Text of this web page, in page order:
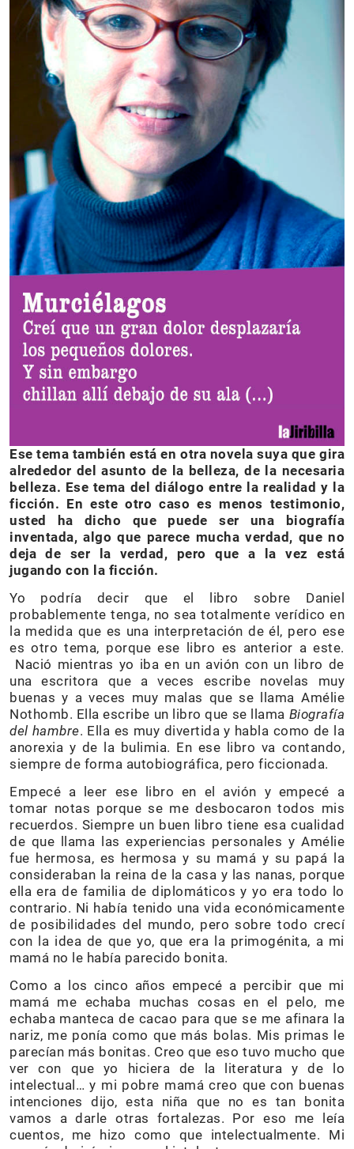
Ese tema también está en otra novela suya que gira
alrededor del asunto de la belleza, de la necesaria
belleza. Ese tema del diálogo entre la realidad y la
ficción. En este otro caso es menos testimonio,
usted ha dicho que puede ser una biografía
inventada, algo que parece mucha verdad, que no
deja de ser la verdad, pero que a la vez está
jugando con la ficción.
Yo podría decir que el libro sobre Daniel
probablemente tenga, no sea totalmente verídico en
la medida que es una interpretación de él, pero ese
es otro tema, porque ese libro es anterior a este.
Nació mientras yo iba en un avión con un libro de
una escritora que a veces escribe novelas muy
buenas y a veces muy malas que se llama Amélie
Nothomb. Ella escribe un libro que se llama Biografía
del hambre. Ella es muy divertida y habla como de la
anorexia y de la bulimia. En ese libro va contando,
siempre de forma autobiográfica, pero ficcionada.
Empecé a leer ese libro en el avión y empecé a
tomar notas porque se me desbocaron todos mis
recuerdos. Siempre un buen libro tiene esa cualidad
de que llama las experiencias personales y Amélie
fue hermosa, es hermosa y su mamá y su papá la
consideraban la reina de la casa y las nanas, porque
ella era de familia de diplomáticos y yo era todo lo
contrario. Ni había tenido una vida económicamente
de posibilidades del mundo, pero sobre todo crecí
con la idea de que yo, que era la primogénita, a mi
mamá no le había parecido bonita.
Como a los cinco años empecé a percibir que mi
mamá me echaba muchas cosas en el pelo, me
echaba manteca de cacao para que se me afinara la
nariz, me ponía como que más bolas. Mis primas le
parecían más bonitas. Creo que eso tuvo mucho que
ver con que yo hiciera de la literatura y de lo
intelectual… y mi pobre mamá creo que con buenas
intenciones dijo, esta niña que no es tan bonita
vamos a darle otras fortalezas. Por eso me leía
cuentos, me hizo como que intelectualmente. Mi